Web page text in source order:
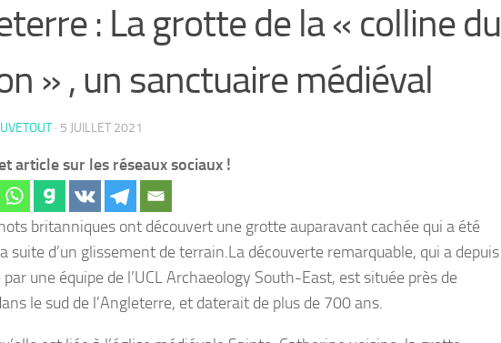
: La grotte de la « colline du
» , un sanctuaire médiéval
· 5 JUILLET 2021
article sur les réseaux sociaux !
britanniques ont découvert une grotte auparavant cachée qui a été
suite d’un glissement de terrain.La découverte remarquable, qui a depuis
une équipe de l’UCL Archaeology South-East, est située près de
le sud de l’Angleterre, et daterait de plus de 700 ans.